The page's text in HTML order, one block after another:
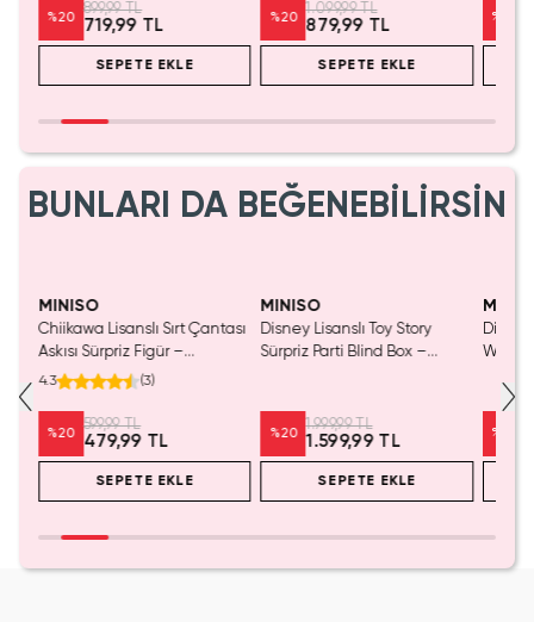
%20
899,99 TL
719,99 TL
SEPETE EKLE
%20
1.099,99 TL
879,99 TL
SEPETE EKLE
%
BUNLARI DA BEĞENEBİLİRSİN
MINISO
Chiikawa Lisanslı Sırt Çantası
Askısı Sürpriz Figür –
Koleksiyonluk Blind Box
4.3 (3)
%20
599,99 TL
479,99 TL
SEPETE EKLE
MINISO
Disney Lisanslı Toy Story
Sürpriz Parti Blind Box –
%20
1.999,99 TL
1.599,99 TL
SEPETE EKLE
Disney
%